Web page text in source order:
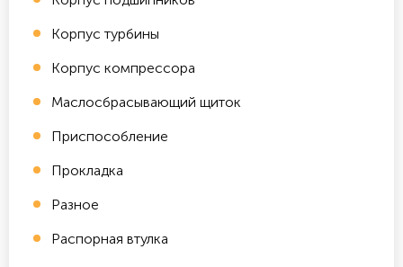
Корпус турбины
Корпус компрессора
Маслосбрасывающий щиток
Приспособление
Прокладка
Разное
Распорная втулка